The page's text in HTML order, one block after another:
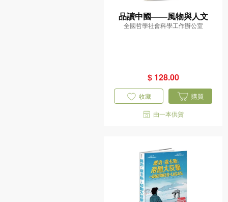
品讀中國——風物與人文
全國哲學社會科學工作辦公室
$ 128.00
收藏 購買
由一本供貨